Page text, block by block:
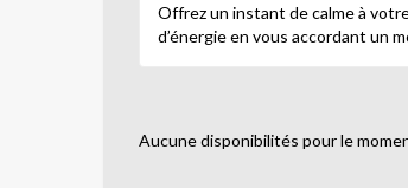
Offrez un instant de calme à
d’énergie en vous accordant un
Aucune disponibilités pour le